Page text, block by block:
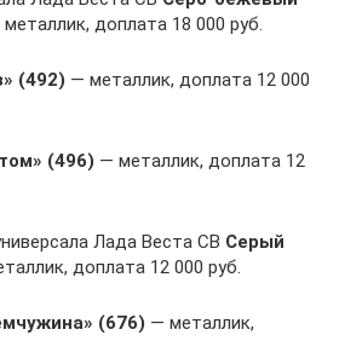
доплата 18 000 руб.
(492) — металлик, доплата 12 000
(496) — металлик, доплата 12
Лада Веста СВ Серый
доплата 12 000 руб.
(676) — металлик,